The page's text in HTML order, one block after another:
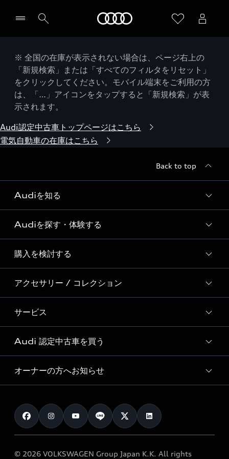
※ 全国の在庫が表示されない場合は、ページ右上の
「新規検索」または「すべてのフィルタをリセット」
をクリックしてください。モバイル端末をご利用の方
は、「…」アイコンをタップすると「新規検索」が表
示されます。
Audi認定中古車トップページはこちら
電気自動車の在庫はこちら
Back to top
Audiを知る
Audi ブランド
Story of Progress
Audi Sport
Formula 1®
デジタルサービス
Audiを探す・体験する
ディーラー検索
新車在庫検索
試乗車・展示車検索
見積り依頼
試乗予約
購入を検討する
モデル一覧
特別仕様モデル / 限定モデル
e-tronラインアップ
価格シミュレーション
車両比較
カタログ一覧
アクセサリー / コレクション
純正アクセサリー
オンラインショップ
Audi collection
アウディナビアプリ
サービス
サービス入庫予約
サービスプログラム
メンテナンス
車検 / 定期点検
e-tronアフターサポート
Audi 認定中古車を買う
Audi認定中古車
クオリティ
保証
メンテナンス
オーナーの方へお知らせ
お知らせ
オーナー様向けキャンペーン
© 2026 VOLKSWAGEN Group Japan K.K. All rights